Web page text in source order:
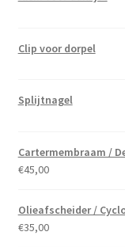
Clip voor dorpel
Splijtnagel
Cartermembraam /
€45,00
Olieafscheider /
€35,00